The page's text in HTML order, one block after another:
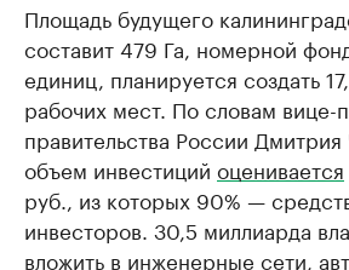
Площадь будущего
составит 479 Га, номерной
единиц, планируется создать
рабочих мест. По словам вице-
правительства России
объем инвестиций оценивается
руб., из которых 90% —
инвесторов. 30,5 миллиарда
вложить в инженерные сети,